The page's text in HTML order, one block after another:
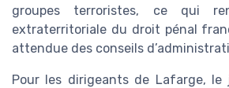
groupes terroristes, ce qui
extraterritoriale du droit pénal
attendue des conseils
Pour les dirigeants de Lafarge, le